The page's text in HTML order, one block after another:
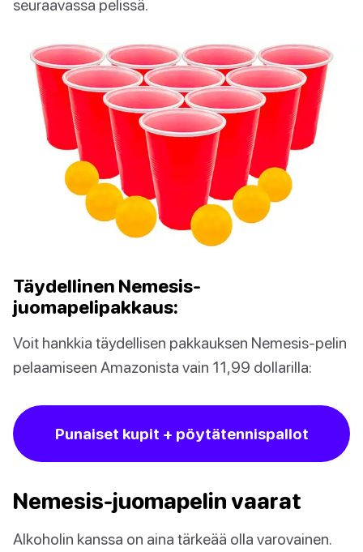
seuraavassa pelissä.
Täydellinen Nemesis-
juomapelipakkaus:
Voit hankkia täydellisen pakkauksen Nemesis-pelin
pelaamiseen Amazonista vain 11,99 dollarilla:
Punaiset kupit + pöytätennispallot
Nemesis-juomapelin vaarat
Alkoholin kanssa on aina tärkeää olla varovainen.